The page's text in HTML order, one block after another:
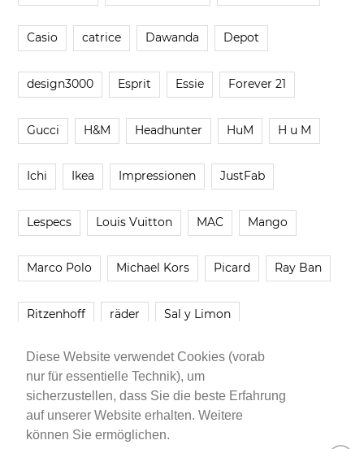
Diese Website verwendet Cookies (vorab
nur für essentielle Technik), um
sicherzustellen, dass Sie die beste Erfahrung
auf unserer Website erhalten. Weitere
können Sie ermöglichen.
Casio catrice Dawanda Depot
design3000 Esprit Essie Forever 21
Gucci H&M Headhunter HuM H u M
Ichi Ikea Impressionen JustFab
Lespecs Louis Vuitton MAC Mango
Marco Polo Michael Kors Picard Ray Ban
Ritzenhoff räder Sal y Limon
Smartbuyglasses smash! Steve Madden
Younique Zara